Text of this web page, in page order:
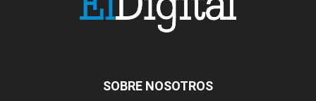
SOBRE NOSOTROS